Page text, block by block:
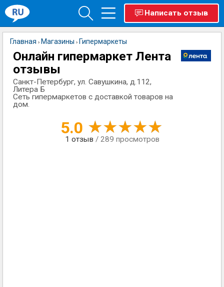
Написать отзыв
Главная › Магазины › Гипермаркеты
Онлайн гипермаркет Лента
отзывы
Санкт-Петербург, ул. Савушкина, д.112,
Литера Б
Сеть гипермаркетов с доставкой товаров на
дом.
5.0
1 отзыв / 289 просмотров